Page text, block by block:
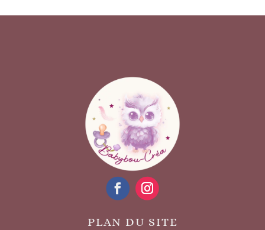
PLAN DU SITE